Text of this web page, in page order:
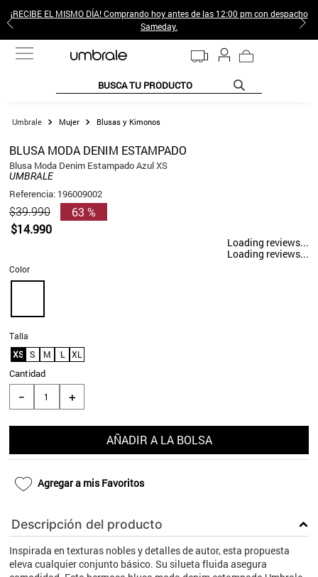
¡RECIBE EL MISMO DÍA! Comprando hoy antes de las 12:00 pm con despacho
Sameday.
BUSCA TU PRODUCTO
Mujer Blusas y Kimonos
BLUSA MODA DENIM ESTAMPADO
Blusa Moda Denim Estampado Azul XS
UMBRALE
Referencia: 196009002
$39.990
$14.990
63 %
Loading reviews...
Loading reviews...
Talla
XS
S M L XL
Color
Cantidad
＋
－
AÑADIR A LA BOLSA
Agregar a mis Favoritos
Descripción del producto
Inspirada en texturas nobles y detalles de autor, esta propuesta
eleva cualquier conjunto básico. Su silueta fluida asegura
TÉRMINOS MÁS BUSCADOS
2.
sweter
4.
poleras mujer
5.
7.
10. blanco